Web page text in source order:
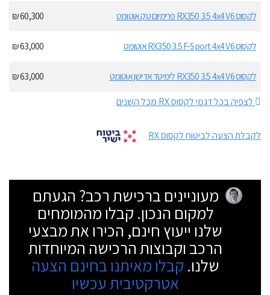
לקסוס RX350 3.5 4x4 V6 פרימיום טק אוטומט 60,300 ₪
לקסוס RX350 3.5 F-Sport 4x4 V6 אוטומט 63,000 ₪
לקסוס RX350 3.5 4x4 V6 לימיטד אדישן אוטומט
63,000 ₪
לצפיה בכל דגמי לקסוס RX מכל השנים
לקבלת הצעה לביטוח לקסוס RX
מעוניינים ברכישת רכב? הגעתם
למקום הנכון. קבלו מהמומחים
שלנו ייעוץ חינם, הכירו את מבצעי
הרכב וקבוצות הרכישה המיוחדות
שלנו. קבלו מאיתנו בחינם הצעה
אטרקטיבית עכשיו